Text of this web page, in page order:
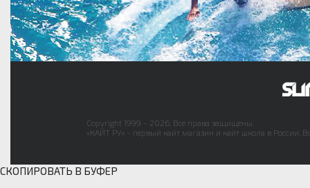
Copyright 1999 - 2026. Все права защищены.
«КАЙТ РУ» - первый кайт магазин и кайт школа в России.
СКОПИРОВАТЬ В БУФЕР